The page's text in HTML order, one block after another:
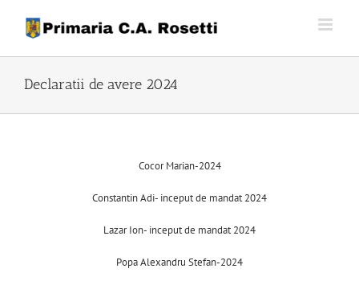
content
Declaratii de avere 2024
Cocor Marian-2024
Constantin Adi- inceput de mandat 2024
Lazar Ion- inceput de mandat 2024
Popa Alexandru Stefan-2024